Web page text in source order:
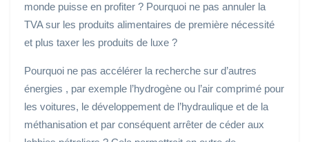
monde puisse en profiter ? Pourquoi ne pas annuler la
TVA sur les produits alimentaires de première nécessité
et plus taxer les produits de luxe ?
Pourquoi ne pas accélérer la recherche sur d’autres
énergies , par exemple l’hydrogène ou l’air comprimé pour
les voitures, le développement de l’hydraulique et de la
méthanisation et par conséquent arrêter de céder aux